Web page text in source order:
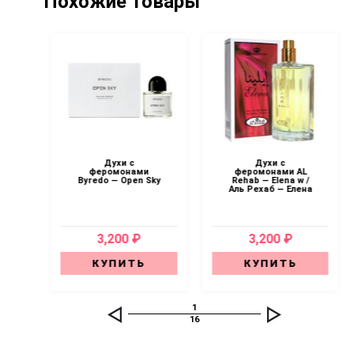
Духи с
феромонами
Byredo — Open Sky
3,200 ₽
КУПИТЬ
Духи с
феромонами AL
Rehab — Elena w /
Аль Рехаб — Елена
3,200 ₽
КУПИТЬ
1
16